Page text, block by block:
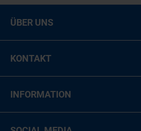
ÜBER UNS
KONTAKT
INFORMATION